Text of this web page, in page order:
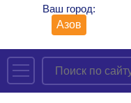
Ваш город:
Азов